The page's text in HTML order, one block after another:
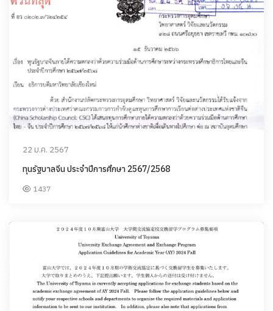
22 ม.ค. 2567
ทุนรัฐบาลจีน ประจำปีการศึกษา 2567/2568
1437